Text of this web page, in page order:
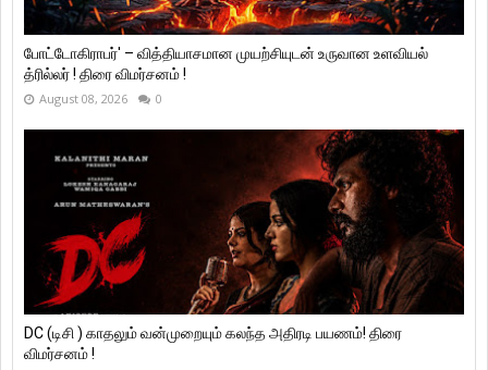
போட்டோகிராபர்' – வித்தியாசமான முயற்சியுடன் உருவான உளவியல்
த்ரில்லர் ! திரை விமர்சனம் !
August 08, 2026 0
DC (டிசி ) காதலும் வன்முறையும் கலந்த அதிரடி பயணம்! திரை
விமர்சனம் !